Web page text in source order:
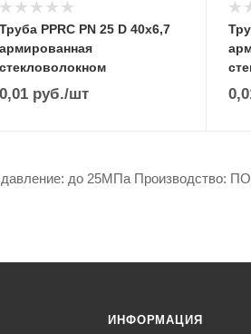
Труба PPRC PN 25 D 40х6,7
армированная
стекловолокном
0,01 руб./шт
давление: до 25МПа Производство:
ИНФОРМАЦИЯ